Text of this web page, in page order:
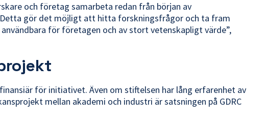
och företag samarbeta redan från början av
gör det möjligt att hitta forskningsfrågor och ta fram
för företagen och av stort vetenskapligt värde”,
för initiativet. Även om stiftelsen har lång erfarenhet av
mellan akademi och industri är satsningen på GDRC